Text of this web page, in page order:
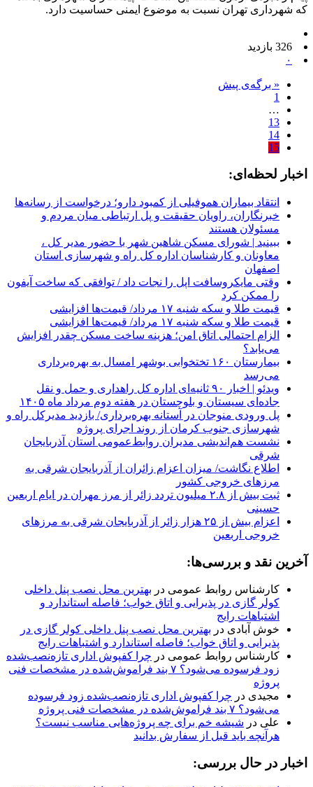
که شهرداری تهران نسبت به موضوع ایمنی حساسیت دارد.
326 بازدید
۰
« برگه‌ی پیش
1
…
13
14
15
اخبار لحظه‌ای:
انتقاد بیماران هموفیلی از کمبود دارو؛ درخواست از رسانه‌ها
خبرنگاران، راویان حقیقت و پل ارتباطی میان مردم و
مسئولان هستند
ببینید | شورای مسکن شاهین شهر با حضور مدیر کل ،
معاونان و کارشناسان اداره کل راه و شهرسازی استان
اصفهان
وقتی مایکروسافت اپل را نجات داد / توافقی که ساخت آیفون
را ممکن کرد
قیمت طلا و سکه شنبه ۱۷ مرداد/ قیمت‌ها افزایشی
قیمت طلا و سکه شنبه ۱۷ مرداد/ قیمت‌ها افزایشی
الزام احتمالی اتاق امن؛ هزینه ساخت مسکن چقدر افزایش
می‌یابد؟
بیمارستان ۱۶۰ تختخوابی بوشهر امسال به بهره‌برداری
می‌رسد
ویدئو | اخبار ۹۰ ثانیه‌ای اداره کل راهداری و حمل و نقل
جاده‌ای سیستان و بلوچستان در هفته دوم مرداد ماه ۱۴۰۵
پل ورودی منوجان در آستانه بهره‌برداری/ بازدید مدیرکل راه و
شهرسازی جنوب کرمان از روند اجرای پروژه
نشست هم‌اندیشی مدیران روابط‌عمومی استان آذربایجان
شرقی
اطلاع نگاشت/ میزان اعزام زائران از آذربایجان شرقی به
مرزهای خروجی کشور
ثبت بیش از ۲.۸ میلیون تردد زائر از مرز مهران در ایام اربعین
حسینی
اعزام بیش از ۲۵ هزار زائر از آذربایجان شرقی به مرزهای
خروجی اربعین
آخرین نقد و بررسی‌ها:
کارشناس روابط عمومی در بهترین محل نصب پنل داخلی
کولر گازی در پذیرایی و اتاق خواب؛ فاصله استاندارد و
اشتباهات رایج
خوش آبادی در بهترین محل نصب پنل داخلی کولر گازی در
پذیرایی و اتاق خواب؛ فاصله استاندارد و اشتباهات رایج
کارشناس روابط عمومی در چرا کفپوش اداری تازه‌نصب‌شده
زود فرسوده می‌شود؟ ۷ بند فراموش‌شده در مشخصات فنی
پروژه
مجیدی در چرا کفپوش اداری تازه‌نصب‌شده زود فرسوده
می‌شود؟ ۷ بند فراموش‌شده در مشخصات فنی پروژه
علی در شیشه خم برای چه پروژه‌هایی مناسب نیست؟
هرآنچه باید قبل از سفارش بدانید
اخبار در حال بررسی: